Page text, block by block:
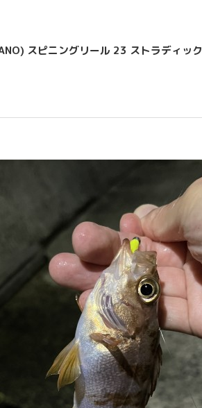
マノ(SHIMANO) スピニングリール 23 ストラディック